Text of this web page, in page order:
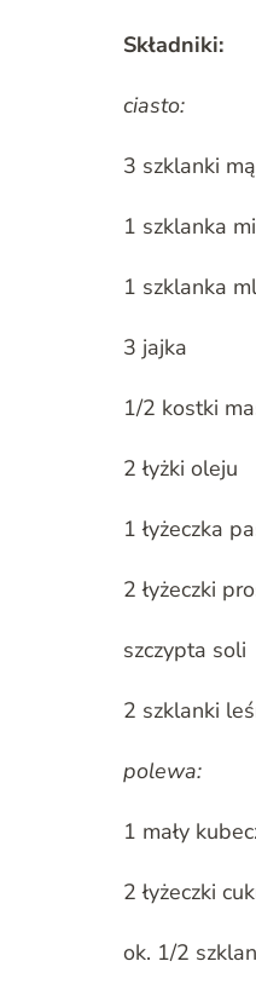
Składniki:
ciasto:
3 szklanki
1 szklanka
1 szklanka
3 jajka
1/2 kostki
2 łyżki oleju
1 łyżeczka
2 łyżeczki
szczypta soli
2 szklanki
polewa:
1 mały
2 łyżeczki
ok. 1/2